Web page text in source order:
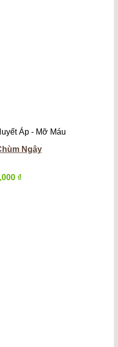
Áp - Mỡ Máu
Ngây
₫